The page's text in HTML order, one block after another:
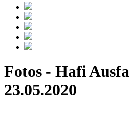
Fotos - Hafi
23.05.2020